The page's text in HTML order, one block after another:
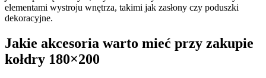
elementami wystroju wnętrza, takimi jak zasłony czy poduszki
dekoracyjne.
Jakie akcesoria warto mieć przy zakupie
kołdry 180×200